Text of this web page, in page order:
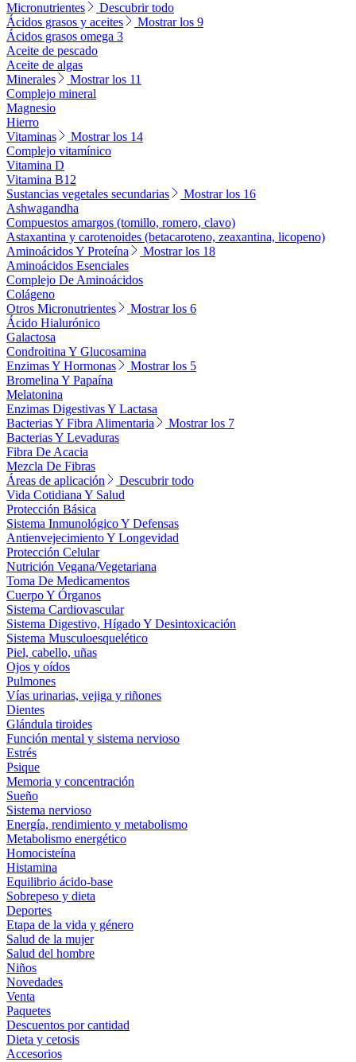
Micronutrientes
Descubrir todo
Ácidos grasos y aceites
Mostrar los 9
Ácidos grasos omega 3
Aceite de pescado
Aceite de algas
Minerales
Mostrar los 11
Complejo mineral
Magnesio
Hierro
Vitaminas
Mostrar los 14
Complejo vitamínico
Vitamina D
Vitamina B12
Sustancias vegetales secundarias
Mostrar los 16
Ashwagandha
Compuestos amargos (tomillo, romero, clavo)
Astaxantina y carotenoides (betacaroteno, zeaxantina, licopeno)
Aminoácidos Y Proteína
Mostrar los 18
Aminoácidos Esenciales
Complejo De Aminoácidos
Colágeno
Otros Micronutrientes
Mostrar los 6
Ácido Hialurónico
Galactosa
Condroitina Y Glucosamina
Enzimas Y Hormonas
Mostrar los 5
Bromelina Y Papaína
Melatonina
Enzimas Digestivas Y Lactasa
Bacterias Y Fibra Alimentaria
Mostrar los 7
Bacterias Y Levaduras
Fibra De Acacia
Mezcla De Fibras
Áreas de aplicación
Descubrir todo
Vida Cotidiana Y Salud
Protección Básica
Sistema Inmunológico Y Defensas
Antienvejecimiento Y Longevidad
Protección Celular
Nutrición Vegana/Vegetariana
Toma De Medicamentos
Cuerpo Y Órganos
Sistema Cardiovascular
Sistema Digestivo, Hígado Y Desintoxicación
Sistema Musculoesquelético
Piel, cabello, uñas
Ojos y oídos
Pulmones
Vías urinarias, vejiga y riñones
Dientes
Glándula tiroides
Función mental y sistema nervioso
Estrés
Psique
Memoria y concentración
Sueño
Sistema nervioso
Energía, rendimiento y metabolismo
Metabolismo energético
Homocisteína
Histamina
Equilibrio ácido-base
Sobrepeso y dieta
Deportes
Etapa de la vida y género
Salud de la mujer
Salud del hombre
Niños
Novedades
Venta
Paquetes
Descuentos por cantidad
Dieta y cetosis
Accesorios